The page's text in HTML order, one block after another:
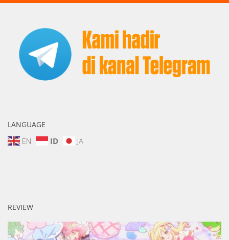
LANGUAGE
EN ID JA
REVIEW